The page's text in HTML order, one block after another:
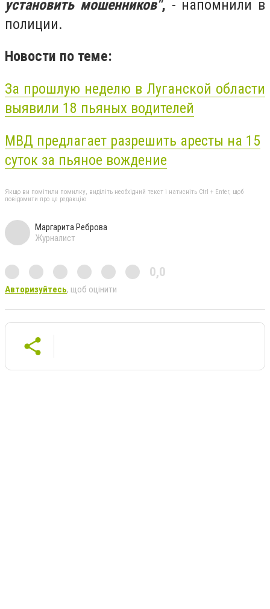
установить мошенников", - напомнили в
полиции.
Новости по теме:
За прошлую неделю в Луганской области
выявили 18 пьяных водителей
МВД предлагает разрешить аресты на 15
суток за пьяное вождение
Якщо ви помітили помилку, виділіть необхідний текст і натисніть Ctrl + Enter, щоб
повідомити про це редакцію
Маргарита Реброва
Журналист
0,0
Авторизуйтесь, щоб оцінити